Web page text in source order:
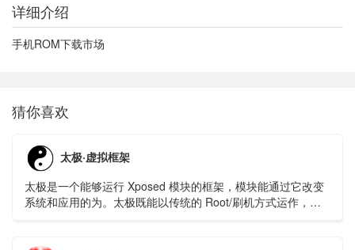
详细介绍
手机ROM下载市场
猜你喜欢
太极·虚拟框架
太极是一个能够运行 Xposed 模块的框架，模块能通过它改变
系统和应用的为。太极既能以传统的 Root/刷机方式运作，也